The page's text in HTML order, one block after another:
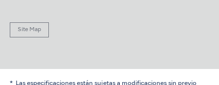
Site Map
Las especificaciones están sujetas a modificaciones sin previo